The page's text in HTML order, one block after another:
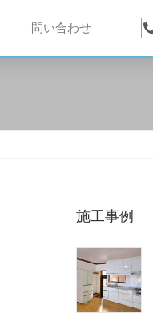
問い合わせ
施工事例